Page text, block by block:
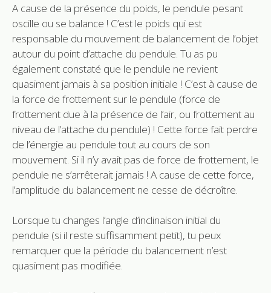
A cause de la présence du poids, le pendule pesant
oscille ou se balance ! C’est le poids qui est
responsable du mouvement de balancement de l’objet
autour du point d’attache du pendule. Tu as pu
également constaté que le pendule ne revient
quasiment jamais à sa position initiale ! C’est à cause de
la force de frottement sur le pendule (force de
frottement due à la présence de l’air, ou frottement au
niveau de l’attache du pendule) ! Cette force fait perdre
de l’énergie au pendule tout au cours de son
mouvement. Si il n’y avait pas de force de frottement, le
pendule ne s’arrêterait jamais ! A cause de cette force,
l’amplitude du balancement ne cesse de décroître.
Lorsque tu changes l’angle d’inclinaison initial du
pendule (si il reste suffisamment petit), tu peux
remarquer que la période du balancement n’est
quasiment pas modifiée.